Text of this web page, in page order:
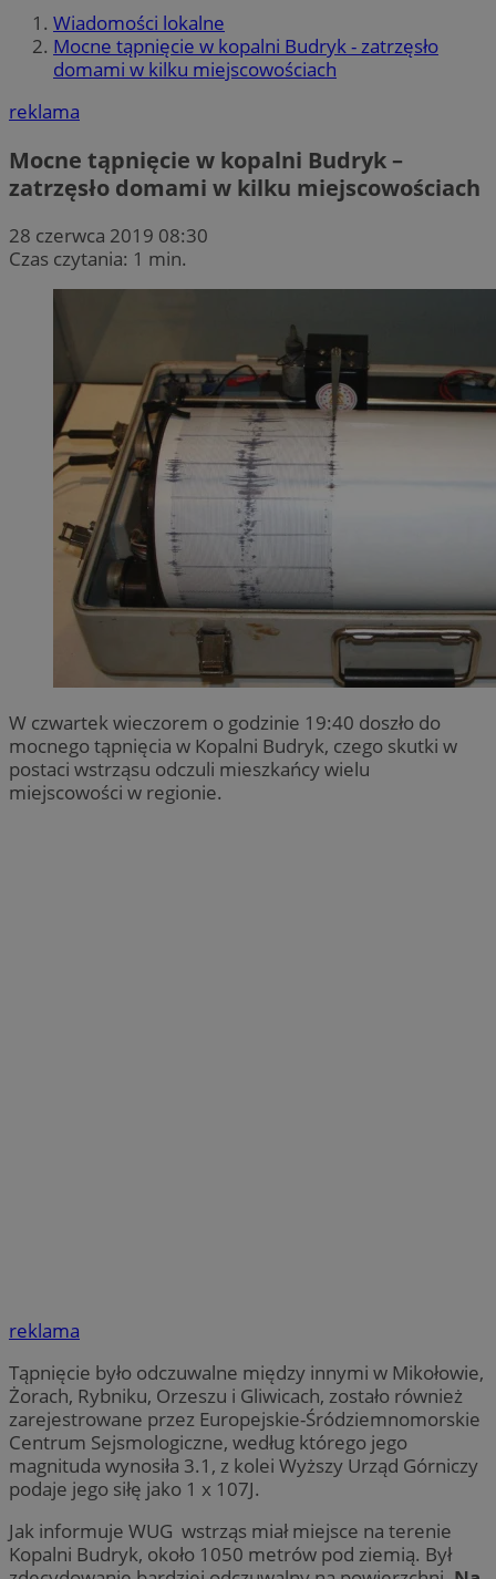
Wiadomości lokalne
Mocne tąpnięcie w kopalni Budryk - zatrzęsło
domami w kilku miejscowościach
reklama
Mocne tąpnięcie w kopalni Budryk –
zatrzęsło domami w kilku miejscowościach
28 czerwca 2019 08:30
Czas czytania: 1 min.
W czwartek wieczorem o godzinie 19:40 doszło do
mocnego tąpnięcia w Kopalni Budryk, czego skutki w
postaci wstrząsu odczuli mieszkańcy wielu
miejscowości w regionie.
reklama
Tąpnięcie było odczuwalne między innymi w Mikołowie,
Żorach, Rybniku, Orzeszu i Gliwicach, zostało również
zarejestrowane przez Europejskie-Śródziemnomorskie
Centrum Sejsmologiczne, według którego jego
magnituda wynosiła 3.1, z kolei Wyższy Urząd Górniczy
podaje jego siłę jako 1 x 107J.
Jak informuje WUG wstrząs miał miejsce na terenie
Kopalni Budryk, około 1050 metrów pod ziemią. Był